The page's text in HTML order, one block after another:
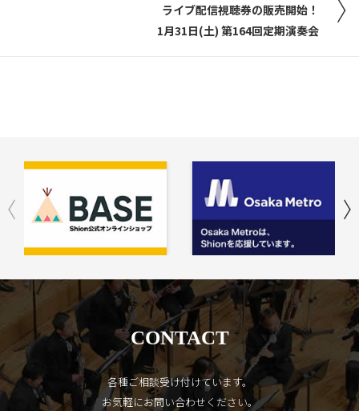
ライブ配信視聴券の販売開始！
1月31日(土) 第164回定期演奏会
CONTACT
各種ご相談受け付けています。
お気軽にお問い合わせください。